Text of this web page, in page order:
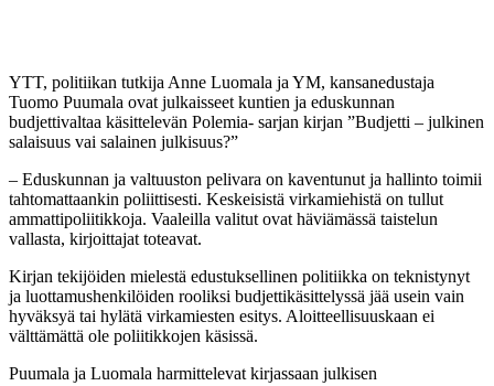
YTT, politiikan tutkija Anne Luomala ja YM, kansanedustaja
Tuomo Puumala ovat julkaisseet kuntien ja eduskunnan
budjettivaltaa käsittelevän Polemia- sarjan kirjan ”Budjetti – julkinen
salaisuus vai salainen julkisuus?”
– Eduskunnan ja valtuuston pelivara on kaventunut ja hallinto toimii
tahtomattaankin poliittisesti. Keskeisistä virkamiehistä on tullut
ammattipoliitikkoja. Vaaleilla valitut ovat häviämässä taistelun
vallasta, kirjoittajat toteavat.
Kirjan tekijöiden mielestä edustuksellinen politiikka on teknistynyt
ja luottamushenkilöiden rooliksi budjettikäsittelyssä jää usein vain
hyväksyä tai hylätä virkamiesten esitys. Aloitteellisuuskaan ei
välttämättä ole poliitikkojen käsissä.
Puumala ja Luomala harmittelevat kirjassaan julkisen